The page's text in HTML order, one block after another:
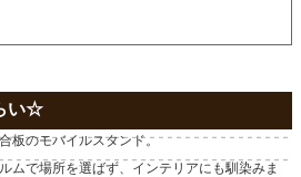
い☆
板のモバイルスタンド。
ムで場所を選ばず、インテリアにも馴染みま